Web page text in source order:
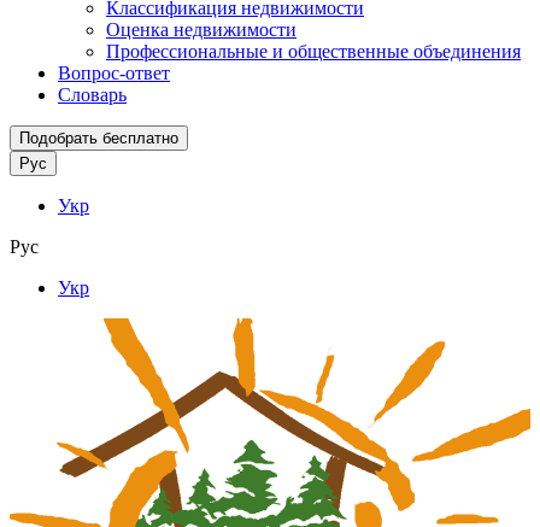
Классификация недвижимости
Оценка недвижимости
Профессиональные и общественные объединения
Вопрос-ответ
Словарь
Подобрать бесплатно
Рус
Укр
Рус
Укр